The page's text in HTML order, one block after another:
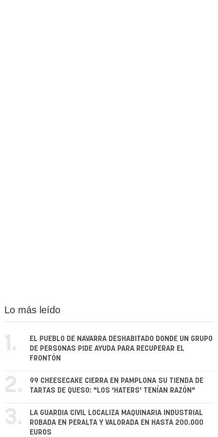
Lo más leído
1.
EL PUEBLO DE NAVARRA DESHABITADO DONDE UN GRUPO
DE PERSONAS PIDE AYUDA PARA RECUPERAR EL
FRONTÓN
2.
99 CHEESECAKE CIERRA EN PAMPLONA SU TIENDA DE
TARTAS DE QUESO: "LOS 'HATERS' TENÍAN RAZÓN"
3.
LA GUARDIA CIVIL LOCALIZA MAQUINARIA INDUSTRIAL
ROBADA EN PERALTA Y VALORADA EN HASTA 200.000
EUROS